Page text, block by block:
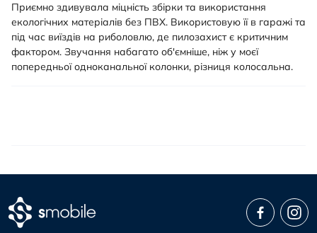
Приємно здивувала міцність збірки та використання
екологічних матеріалів без ПВХ. Використовую її в гаражі та
під час виїздів на риболовлю, де пилозахист є критичним
фактором. Звучання набагато об'ємніше, ніж у моєї
попередньої одноканальної колонки, різниця колосальна.